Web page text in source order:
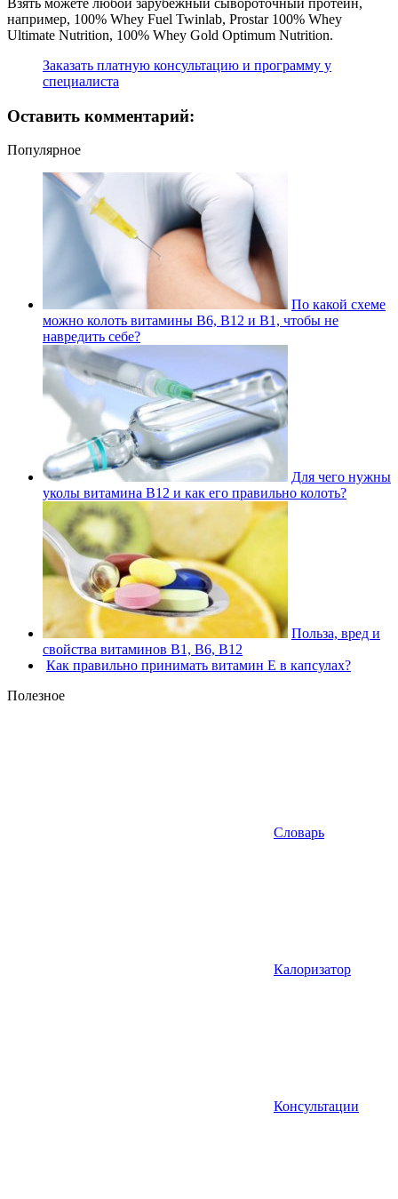
например, 100% Whey Fuel Twinlab, Prostar 100% Whey
Ultimate Nutrition, 100% Whey Gold Optimum Nutrition.
Заказать платную консультацию и программу у
специалиста
Оставить комментарий:
Популярное
По какой схеме
можно колоть витамины В6, В12 и В1, чтобы не
навредить себе?
Для чего нужны
уколы витамина В12 и как его правильно колоть?
Польза, вред и
свойства витаминов В1, В6, В12
Как правильно принимать витамин Е в капсулах?
Полезное
Словарь
Калоризатор
Консультации